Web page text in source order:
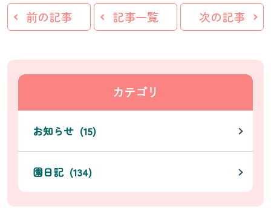
前の記事 記事一覧 次の記事
カテゴリ
お知らせ (15)
園日記 (134)